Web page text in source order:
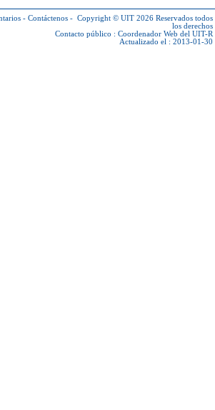
- Contáctenos - Copyright © UIT 2026 Reservados todos
los derechos
Contacto público : Coordenador Web del UIT-R
Actualizado el : 2013-01-30